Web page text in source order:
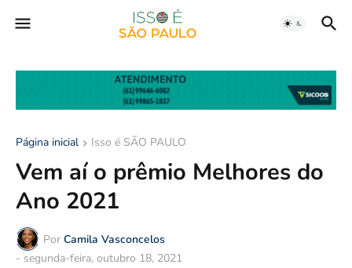
Página inicial Isso é SÃO PAULO
Vem aí o prêmio Melhores do
Ano 2021
Por Camila Vasconcelos
- segunda-feira, outubro 18, 2021